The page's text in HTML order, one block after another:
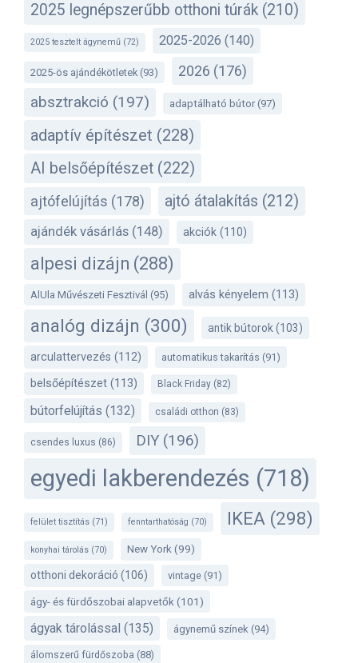
2025 legnépszerűbb otthoni túrák (210)
2025 tesztelt ágynemű (72) 2025-2026 (140)
2025-ös ajándékötletek (93) 2026 (176)
absztrakció (197) adaptálható bútor(97)
adaptív építészet (228)
AI belsőépítészet (222)
ajtófelújítás (178) ajtó átalakítás (212)
ajándék vásárlás (148) akciók (110)
alpesi dizájn (288)
AlUla Művészeti Fesztivál (95) alvás kényelem (113)
analóg dizájn (300) antik bútorok (103)
arculattervezés (112) automatikus takarítás (91)
belsőépítészet (113) Black Friday (82)
bútorfelújítás (132) családi otthon (83)
csendes luxus (86) DIY (196)
egyedi lakberendezés (718)
felület tisztítás (71) fenntarthatóság (70) IKEA (298)
konyhai tárolás (70) New York (99)
otthoni dekoráció (106) vintage (91)
ágy- és fürdőszobai alapvetők (101)
ágyak tárolással (135) ágynemű színek (94)
álomszerű fürdőszoba (88)